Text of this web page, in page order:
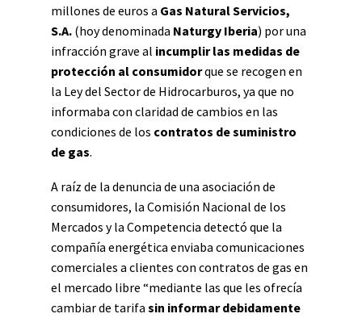
millones de euros a Gas Natural Servicios,
S.A. (hoy denominada Naturgy Iberia) por una
infracción grave al incumplir las medidas de
protección al consumidorque se recogen en
la Ley del Sector de Hidrocarburos, ya que no
informaba con claridad de cambios en las
condiciones de los contratos de suministro
de gas.
A raíz de la denuncia de una asociación de
consumidores, la Comisión Nacional de los
Mercados y la Competencia detectó que la
compañía energética enviaba comunicaciones
comerciales a clientes con contratos de gas en
el mercado libre “mediante las que les ofrecía
cambiar de tarifa sin informar debidamente